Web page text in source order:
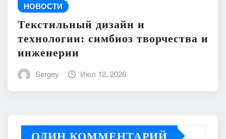
НОВОСТИ
Текстильный дизайн и
технологии: симбиоз творчества и
инженерии
Sergey Июл 12, 2026
ОДИН КОММЕНТАРИЙ